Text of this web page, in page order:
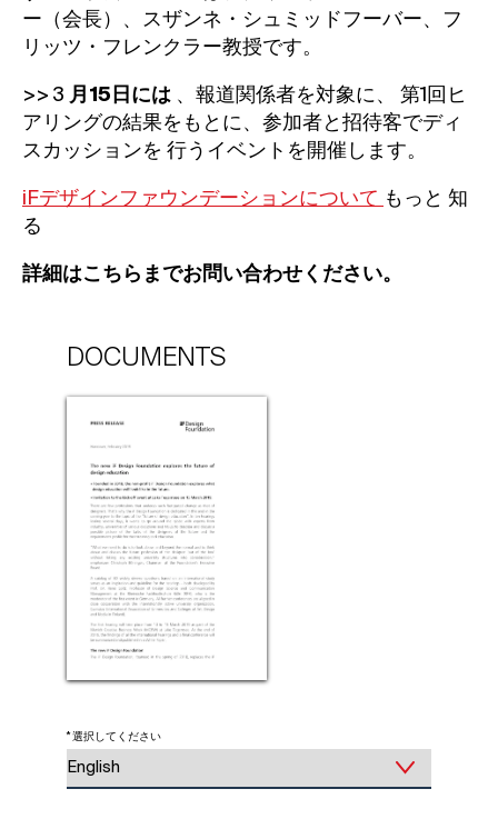
ー（会長）、スザンネ・シュミッドフーバー、フ
リッツ・フレンクラー教授です。
>> 3 月15日には 、報道関係者を対象に、 第1回ヒ
アリングの結果をもとに、参加者と招待客でディ
スカッションを 行うイベントを開催します。
iFデザインファウンデーションについて もっと 知
る
詳細はこちらまでお問い合わせください。
DOCUMENTS
* 選択してください